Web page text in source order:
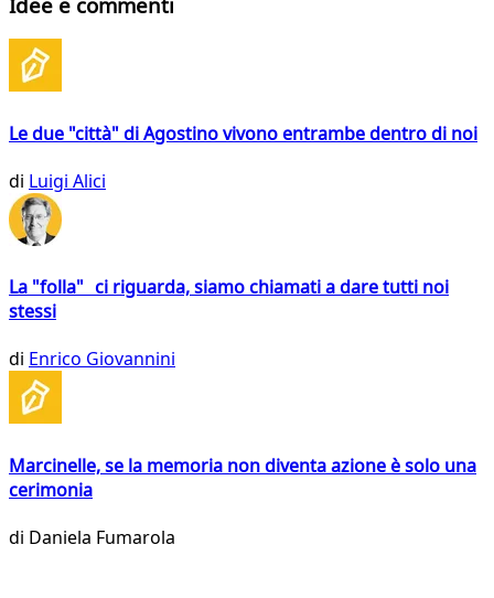
Le due "città" di Agostino vivono entrambe dentro di noi
di Luigi Alici
La "folla" ci riguarda, siamo chiamati a dare tutti noi
stessi
di Enrico Giovannini
Marcinelle, se la memoria non diventa azione è solo una
cerimonia
di Daniela Fumarola